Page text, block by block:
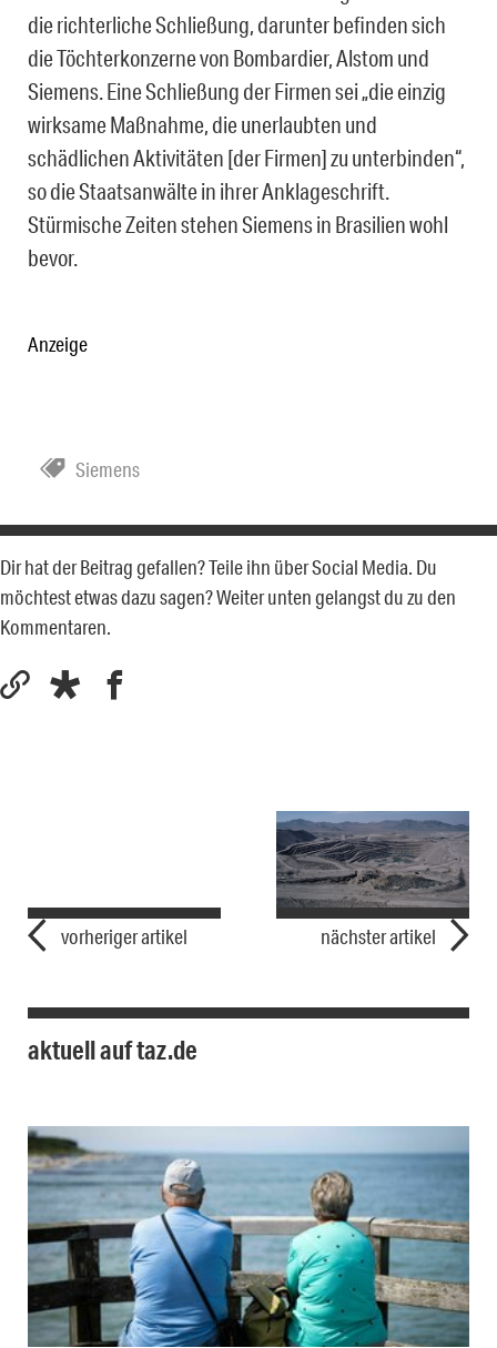
die richterliche Schließung, darunter befinden sich
die Töchterkonzerne von Bombardier, Alstom und
Siemens. Eine Schließung der Firmen sei „die einzig
wirksame Maßnahme, die unerlaubten und
schädlichen Aktivitäten [der Firmen] zu unterbinden“,
so die Staatsanwälte in ihrer Anklageschrift.
Stürmische Zeiten stehen Siemens in Brasilien wohl
bevor.
Anzeige
Siemens
Dir hat der Beitrag gefallen? Teile ihn über Social Media. Du
möchtest etwas dazu sagen? Weiter unten gelangst du zu den
Kommentaren.
vorheriger artikel nächster artikel
aktuell auf taz.de